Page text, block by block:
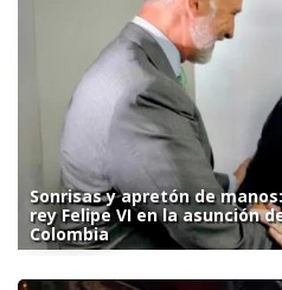
Sonrisas y apretón de
rey Felipe VI en la asunción
Colombia